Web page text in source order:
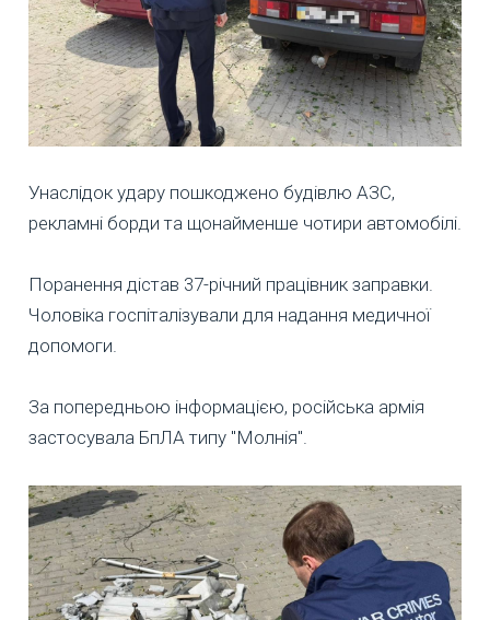
Унаслідок удару пошкоджено будівлю АЗС,
рекламні борди та щонайменше чотири автомобілі.
Поранення дістав 37-річний працівник заправки.
Чоловіка госпіталізували для надання медичної
допомоги.
За попередньою інформацією, російська армія
застосувала БпЛА типу "Молнія".